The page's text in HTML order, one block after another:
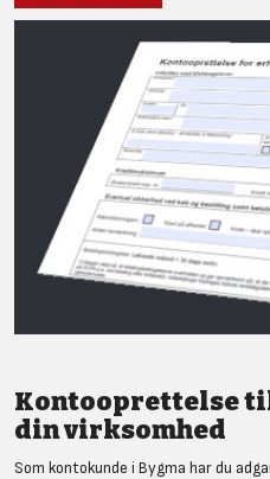
Kontooprettelse
din virksomhed
Som kontokunde i Bygma har du